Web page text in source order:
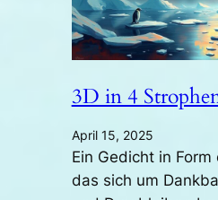
3D in 4
April 15, 2025
Ein Gedicht in
das sich um